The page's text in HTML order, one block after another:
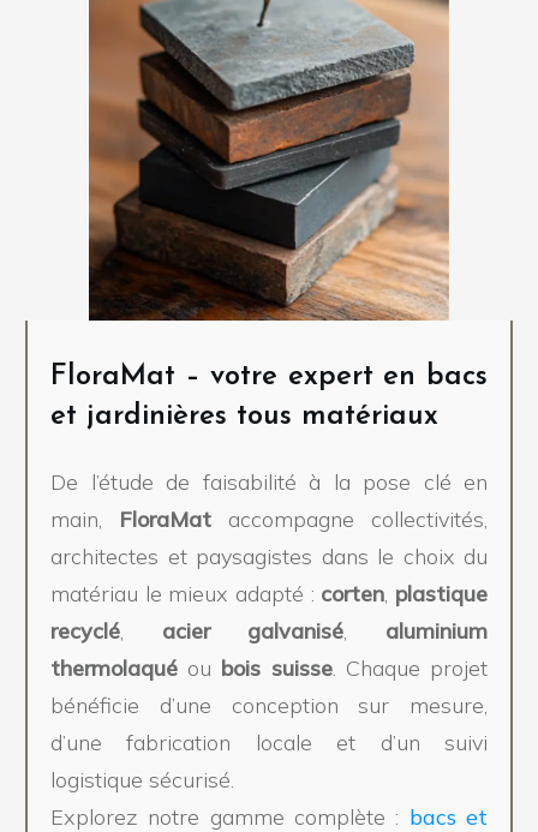
FloraMat – votre expert en
bacs
et jardinières tous matériaux
De l’étude de faisabilité à la pose clé en
main, FloraMat accompagne collectivités,
architectes et paysagistes dans le choix du
matériau le mieux adapté : corten, plastique
recyclé, acier galvanisé, aluminium
thermolaqué ou bois suisse. Chaque projet
bénéficie d’une conception sur mesure,
d’une fabrication locale et d’un suivi
logistique sécurisé.
Explorez notre gamme complète : bacs et